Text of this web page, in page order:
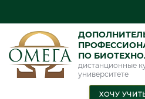
ПО
дистанционные
университете
ХОЧУ